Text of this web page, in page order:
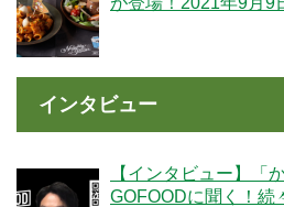
インタビュー
【インタビュー】「
GOFOODに聞く！続